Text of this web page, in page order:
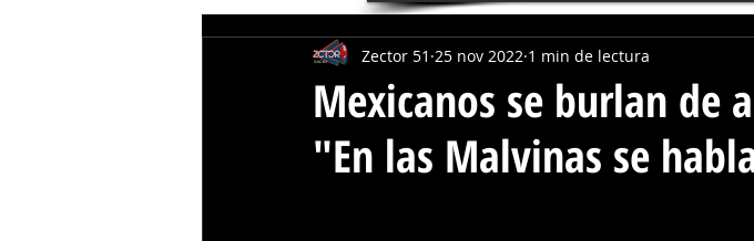
Mexicanos se burlan de
"En las Malvinas se
Zector 51 25 nov 2022 1 min de lectura